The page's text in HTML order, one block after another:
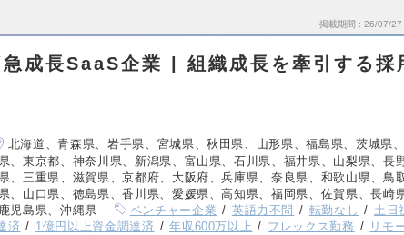
掲載期間 26/07/27
成長SaaS企業 | 組織成長を牽引する採
北海道、青森県、岩手県、宮城県、秋田県、山形県、福島県、茨城県
、東京都、神奈川県、新潟県、富山県、石川県、福井県、山梨県、長
、三重県、滋賀県、京都府、大阪府、兵庫県、奈良県、和歌山県、鳥
、山口県、徳島県、香川県、愛媛県、高知県、福岡県、佐賀県、長崎県
児島県、沖縄県
ベンチャー企業 英語力不問 転勤なし
土日
済 1億円以上資金調達済 年収600万以上 フレックス勤務
リモ